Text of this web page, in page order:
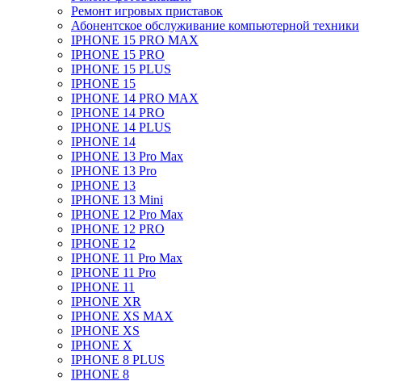
Ремонт игровых приставок
Абонентское обслуживание компьютерной техники
IPHONE 15 PRO MAX
IPHONE 15 PRO
IPHONE 15 PLUS
IPHONE 15
IPHONE 14 PRO MAX
IPHONE 14 PRO
IPHONE 14 PLUS
IPHONE 14
IPHONE 13 Pro Max
IPHONE 13 Pro
IPHONE 13
IPHONE 13 Mini
IPHONE 12 Pro Max
IPHONE 12 PRO
IPHONE 12
IPHONE 11 Pro Max
IPHONE 11 Pro
IPHONE 11
IPHONE XR
IPHONE XS MAX
IPHONE XS
IPHONE X
IPHONE 8 PLUS
IPHONE 8